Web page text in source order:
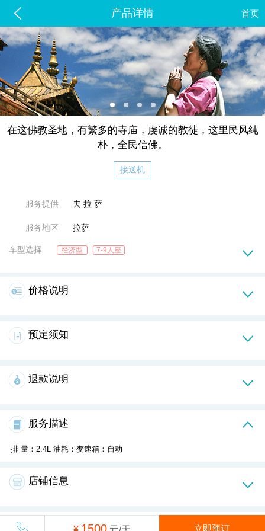
产品详情 首页
在这佛教圣地，有繁多的寺庙，虔诚的教徒，这里民风纯
朴，全民信佛。
接送机
服务提供 去 拉 萨
服务地区 拉萨
车型选择 经济型 7-9人座
价格说明
预定须知
退款说明
服务描述
排 量：2.4L 油耗：变速箱：自动
店铺信息
立即预订